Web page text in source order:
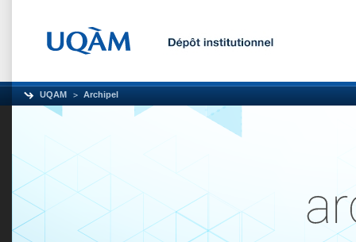
UQAM Archipel